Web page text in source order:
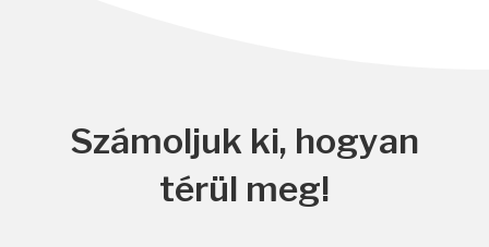
Számoljuk ki, hogyan
térül meg!